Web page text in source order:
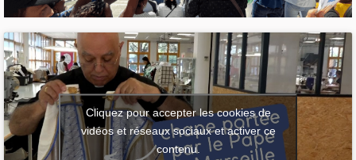
Cliquez pour accepter les cookies de
vidéos et réseaux sociaux et activer ce
contenu.